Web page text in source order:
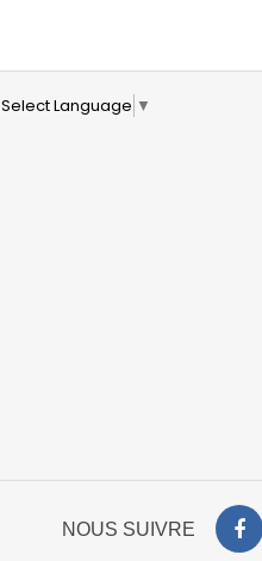
Select Language ▼
NOUS SUIVRE